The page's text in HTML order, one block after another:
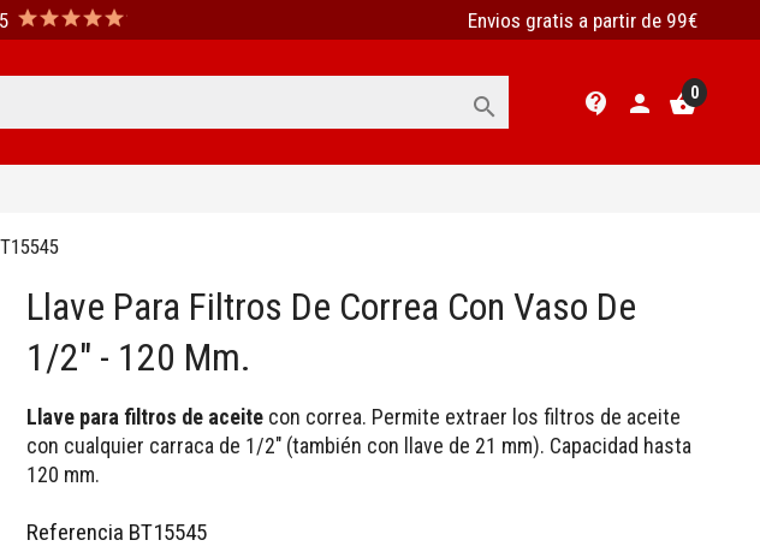
Envios gratis a partir de 99€
 contact_support person shopping_basket0
Llave Para Filtros De Correa Con Vaso De
1/2" - 120 Mm.
Llave para filtros de aceite con correa. Permite extraer los filtros de aceite
con cualquier carraca de 1/2" (también con llave de 21 mm). Capacidad hasta
120 mm.
Referencia BT15545